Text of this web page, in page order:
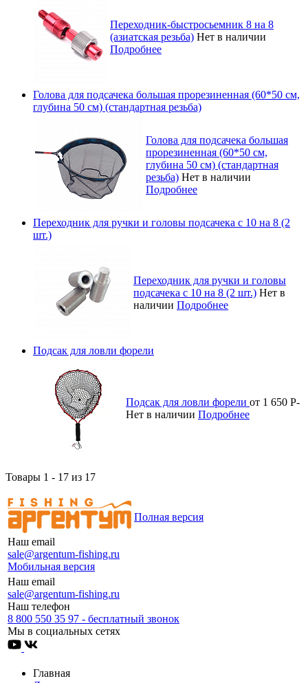
Переходник-быстросьемник 8 на 8
(азиатская резьба) Нет в наличии
Подробнее
Голова для подсачека большая прорезиненная (60*50 см,
глубина 50 см) (стандартная резьба)
Голова для подсачека большая
прорезиненная (60*50 см,
глубина 50 см) (стандартная
резьба) Нет в наличии
Подробнее
Переходник для ручки и головы подсачека с 10 на 8 (2
шт.)
Переходник для ручки и головы
подсачека с 10 на 8 (2 шт.) Нет в
наличии Подробнее
Подсак для ловли форели
Подсак для ловли форели от 1 650 Р-
Нет в наличии Подробнее
Товары 1 - 17 из 17
Наш email
sale@argentum-fishing.ru
Мобильная версия
Полная версия
Наш email
sale@argentum-fishing.ru
Наш телефон
8 800 550 35 97 - бесплатный звонок
Мы в социальных сетях
Главная